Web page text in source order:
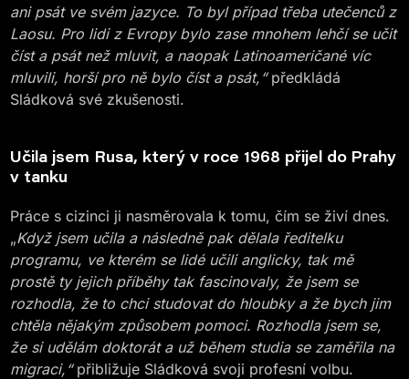
ani psát ve svém jazyce. To byl případ třeba utečenců z
Laosu. Pro lidi z Evropy bylo zase mnohem lehčí se učit
číst a psát než mluvit, a naopak Latinoameričané víc
mluvili, horší pro ně bylo číst a psát,“předkládá
Sládková své zkušenosti.
Učila jsem Rusa, který v roce 1968 přijel do Prahy
v tanku
Práce s cizinci ji nasměrovala k tomu, čím se živí dnes.
„Když jsem učila a následně pak dělala ředitelku
programu, ve kterém se lidé učili anglicky, tak mě
prostě ty jejich příběhy tak fascinovaly, že jsem se
rozhodla, že to chci studovat do hloubky a že bych jim
chtěla nějakým způsobem pomoci. Rozhodla jsem se,
že si udělám doktorát a už během studia se zaměřila na
migraci,“přibližuje Sládková svoji profesní volbu.